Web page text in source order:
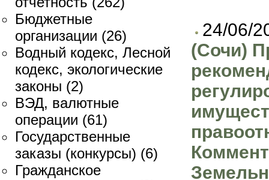
Бюджетные
организации (26)
Водный кодекс, Лесной
кодекс, экологические
законы (2)
ВЭД, валютные
операции (61)
Государственные
заказы (конкурсы) (6)
Гражданское
24/06/
(Сочи)